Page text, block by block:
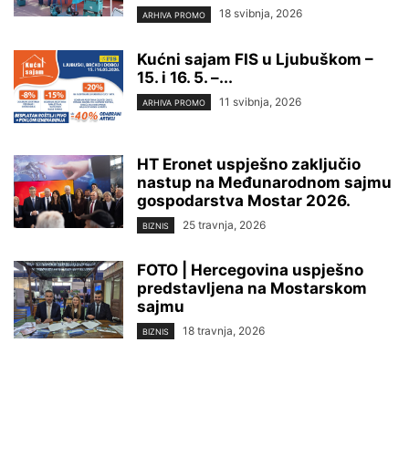
ARHIVA PROMO 18 svibnja, 2026
Kućni sajam FIS u Ljubuškom –
15. i 16. 5. –...
ARHIVA PROMO 11 svibnja, 2026
HT Eronet uspješno zaključio
nastup na Međunarodnom sajmu
gospodarstva Mostar 2026.
BIZNIS 25 travnja, 2026
FOTO | Hercegovina uspješno
predstavljena na Mostarskom
sajmu
BIZNIS 18 travnja, 2026